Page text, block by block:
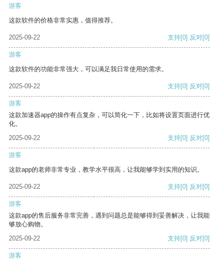
游客
这款软件的价格非常实惠，值得推荐。
2025-09-22 支持[0] 反对[0]
游客
这款软件的功能非常强大，可以满足我日常使用的需求。
2025-09-22 支持[0] 反对[0]
游客
这款加速器app的操作有点复杂，可以简化一下，比如将设置页面进行优
化。
2025-09-22
支持[0] 反对[0]
游客
这款app的老师非常专业，教学水平很高，让我能够学到实用的知识。
2025-09-22 支持[0] 反对[0]
游客
这款app的售后服务非常完善，遇到问题总是能够得到妥善解决，让我能
够放心购物。
2025-09-22
支持[0] 反对[0]
游客